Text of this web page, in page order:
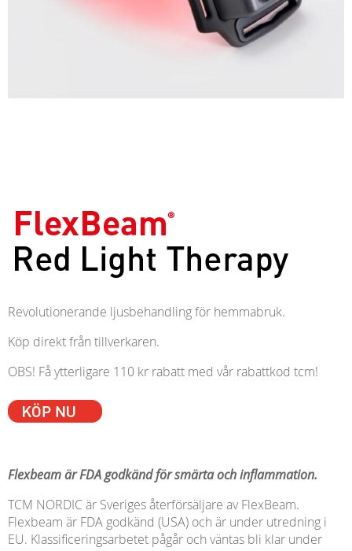
Revolutionerande ljusbehandling för hemmabruk.
Köp direkt från tillverkaren.
OBS! Få ytterligare 110 kr rabatt med vår rabattkod tcm!
Flexbeam är FDA godkänd för smärta och inflammation.
TCM NORDIC är Sveriges återförsäljare av FlexBeam.
Flexbeam är FDA godkänd (USA) och är under utredning i
EU. Klassificeringsarbetet pågår och väntas bli klar under